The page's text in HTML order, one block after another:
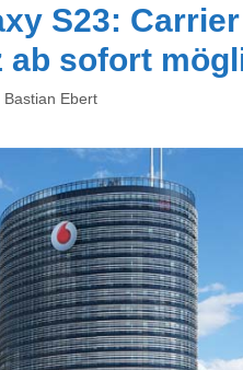
S23:
ab sofort
Bastian Ebert